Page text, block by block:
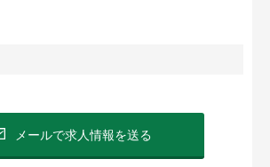
メールで求人情報を送る